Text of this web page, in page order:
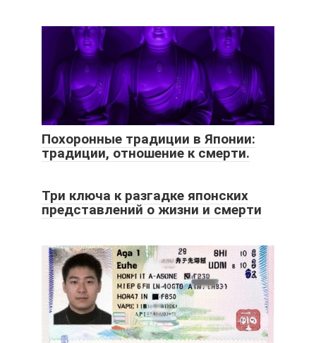
Похоронные традиции в Японии:
традиции, отношение к смерти.
Три ключа к разгадке японских
представлений о жизни и смерти